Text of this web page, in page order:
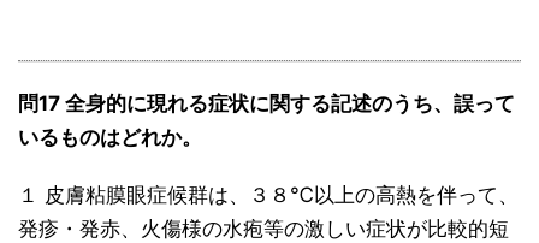
問17 全身的に現れる症状に関する記述のうち、誤って
いるものはどれか。
１ 皮膚粘膜眼症候群は、３８℃以上の高熱を伴って、
発疹・発赤、火傷様の水疱等の激しい症状が比較的短